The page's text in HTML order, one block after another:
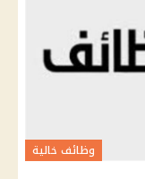
وظائف خالية